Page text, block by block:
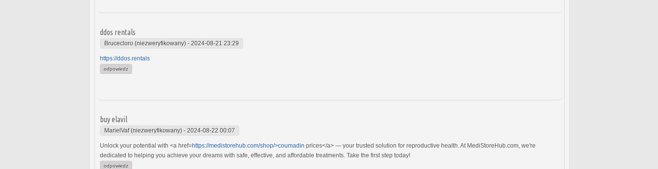
ddos rentals
Brucecloro (niezweryfikowany) - 2024-08-21 23:29
https://ddos.rentals
odpowiedz
buy elavil
MarielVaf (niezweryfikowany) - 2024-08-22 00:07
Unlock your potential with <a href=https://medistorehub.com/shop/>coumadin prices</a> — your trusted solution for reproductive health. At MediStoreHub.com, we're
dedicated to helping you achieve your dreams with safe, effective, and affordable treatments. Take the first step today!
odpowiedz